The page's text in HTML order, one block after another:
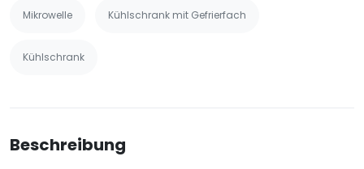
Mikrowelle Kühlschrank mit Gefrierfach
Kühlschrank
Beschreibung